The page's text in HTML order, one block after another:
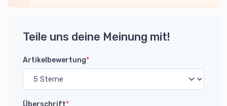
Teile uns deine Meinung mit!
Artikelbewertung*
Überschrift*